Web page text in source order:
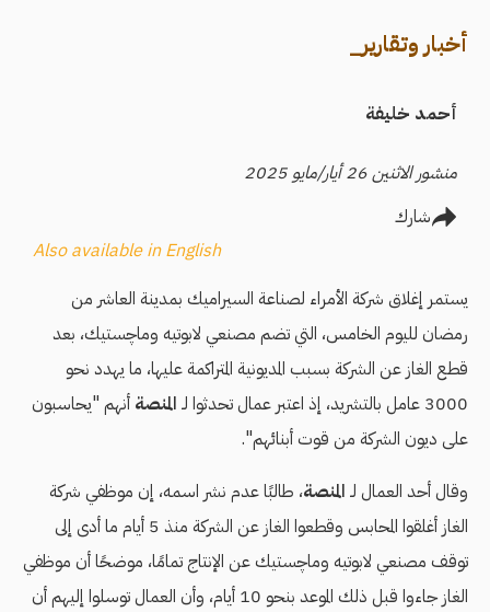
أخبار وتقارير_
أحمد خليفة
منشور الاثنين 26 أيار/مايو 2025
شارك
Also available in English
يستمر إغلاق شركة الأمراء لصناعة السيراميك بمدينة العاشر من
رمضان لليوم الخامس، التي تضم مصنعي لابوتيه وماچستيك، بعد
قطع الغاز عن الشركة بسبب المديونية المتراكمة عليها، ما يهدد نحو
3000 عامل بالتشريد، إذ اعتبر عمال تحدثوا لـ
المنصة أنهم "يحاسبون
على ديون الشركة من قوت أبنائهم".
وقال أحد العمال لـ المنصة، طالبًا عدم نشر اسمه، إن موظفي شركة
الغاز أغلقوا المحابس وقطعوا الغاز عن الشركة منذ 5 أيام ما أدى إلى
توقف مصنعي لابوتيه وماچستيك عن الإنتاج تمامًا، موضحًا أن موظفي
الغاز جاءوا قبل ذلك الموعد بنحو 10 أيام، وأن العمال توسلوا إليهم أن